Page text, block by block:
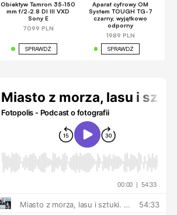
Obiektyw Tamron 35-150
mm f/2-2.8 DI III VXD
Sony E
7099 PLN
SPRAWDŹ
Aparat cyfrowy OM
System TOUGH TG-7
czarny, wyjątkowo
odporny
1989 PLN
SPRAWDŹ